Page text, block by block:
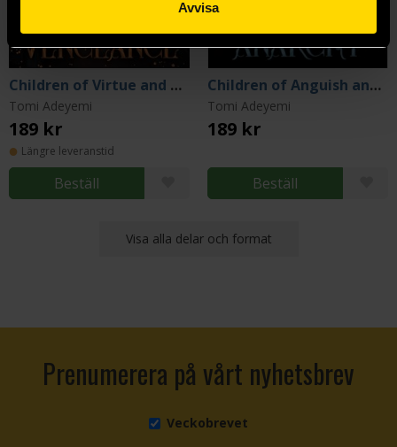
Avvisa
Children of Virtue and Vengeance
Tomi Adeyemi
189 kr
Längre leveranstid
Beställ
Children of Anguish and Anarchy
Tomi Adeyemi
189 kr
Beställ
Visa alla delar och format
Prenumerera på vårt nyhetsbrev
Veckobrevet